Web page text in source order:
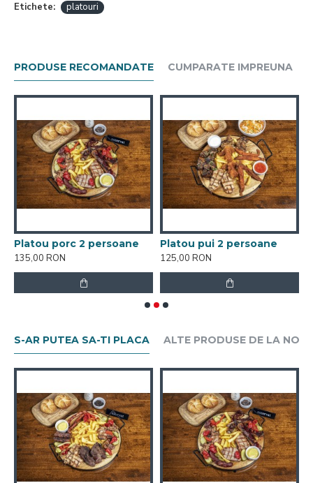
Etichete: platouri
PRODUSE RECOMANDATE CUMPARATE IMPREUNA
Platou porc 2 persoane
135,00 RON
Platou pui 2 persoane
125,00 RON
S-AR PUTEA SA-TI PLACA ALTE PRODUSE DE LA NOI